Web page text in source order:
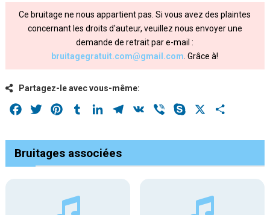
Ce bruitage ne nous appartient pas. Si vous avez des plaintes
concernant les droits d'auteur, veuillez nous envoyer une
demande de retrait par e-mail :
bruitagegratuit.com@gmail.com . Grâce à!
Partagez-le avec vous-même:
Facebook
Twitter PinterestTumblrLinkedInTelegram
VK Viber Skype
Bruitages associées